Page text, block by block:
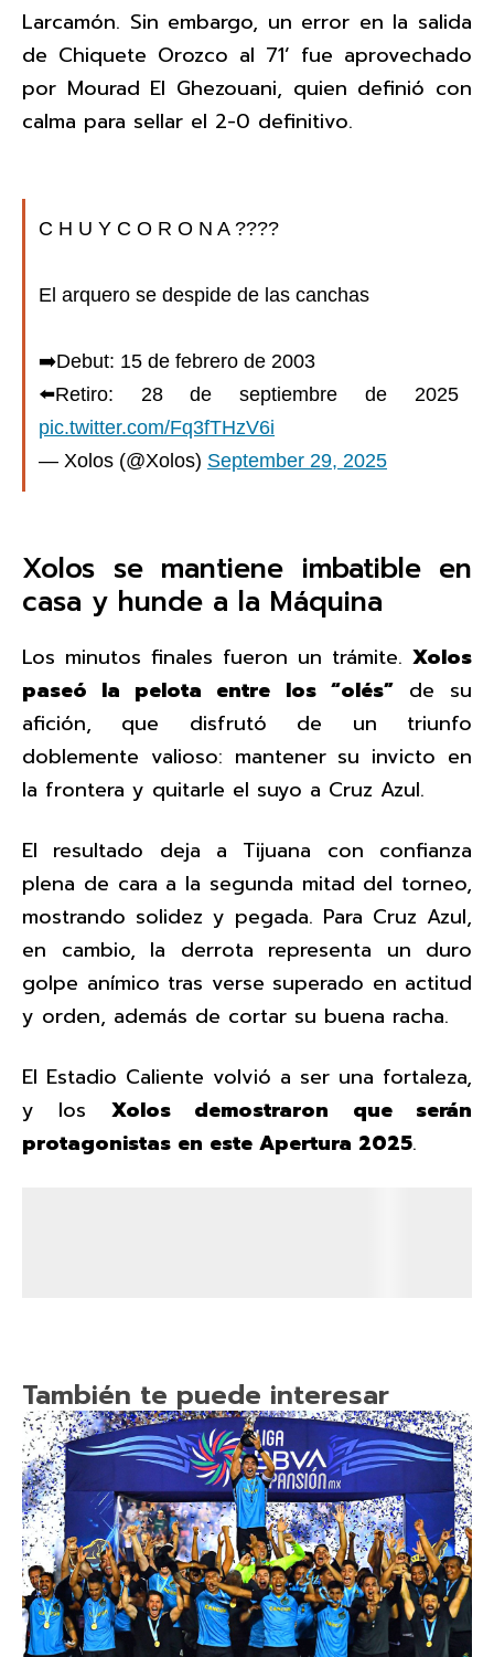
Larcamón. Sin embargo, un error en la salida
de Chiquete Orozco al 71’ fue aprovechado
por Mourad El Ghezouani, quien definió con
calma para sellar el 2-0 definitivo.
C H U Y C O R O N A ????
El arquero se despide de las canchas
➡️Debut: 15 de febrero de 2003
⬅️Retiro: 28 de septiembre de 2025
pic.twitter.com/Fq3fTHzV6i
— Xolos (@Xolos) September 29, 2025
Xolos se mantiene imbatible en
casa y hunde a la Máquina
Los minutos finales fueron un trámite. Xolos
paseó la pelota entre los “olés”de su
afición, que disfrutó de un triunfo
doblemente valioso: mantener su invicto en
la frontera y quitarle el suyo a Cruz Azul.
El resultado deja a Tijuana con confianza
plena de cara a la segunda mitad del torneo,
mostrando solidez y pegada. Para Cruz Azul,
en cambio, la derrota representa un duro
golpe anímico tras verse superado en actitud
y orden, además de cortar su buena racha.
El Estadio Caliente volvió a ser una fortaleza,
y los Xolos demostraron que serán
protagonistas en este Apertura 2025.
También te puede interesar